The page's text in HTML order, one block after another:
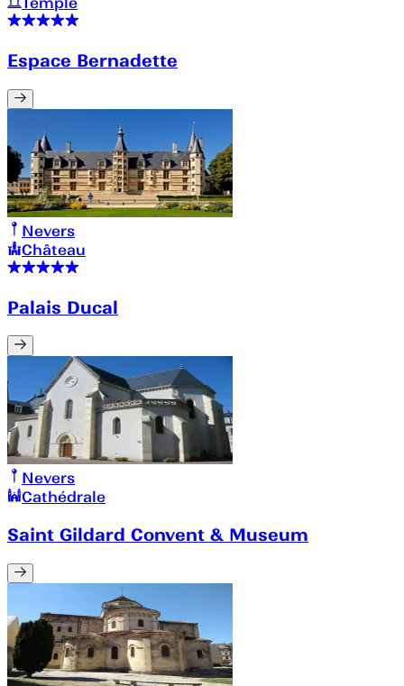
Espace Bernadette
Nevers
Château
Palais Ducal
Nevers
Cathédrale
Saint Gildard Convent & Museum